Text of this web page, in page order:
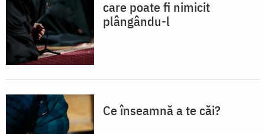
care poate fi nimicit
plângându-l
Ce înseamnă a te căi?